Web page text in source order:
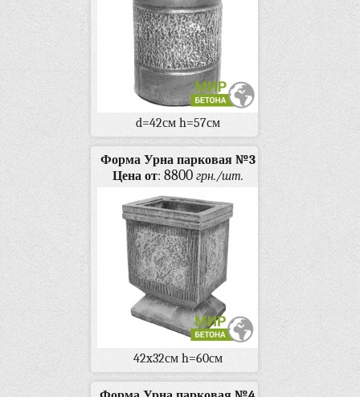
d=42см h=57см
Форма Урна парковая №3
Цена от: 8800 грн./шт.
42x32см h=60см